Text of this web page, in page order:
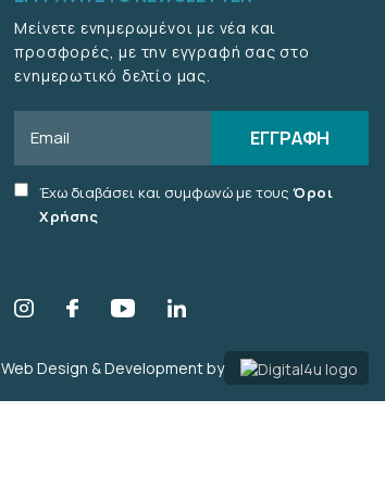
Μείνετε ενημερωμένοι με νέα και
προσφορές, με την εγγραφή σας στο
ενημερωτικό δελτίο μας.
ΕΓΓΡΑΦΗ
Accept
terms
Έχω διαβάσει και συμφωνώ με τουςΌροι
Χρήσης
Web Design & Development by